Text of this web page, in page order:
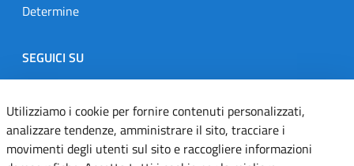
Determine
SEGUICI SU
Designers Italia
TwitterInstagramYoutubeLinkedin
Utilizziamo i cookie per fornire contenuti personalizzati,
analizzare tendenze, amministrare il sito, tracciare i
movimenti degli utenti sul sito e raccogliere informazioni